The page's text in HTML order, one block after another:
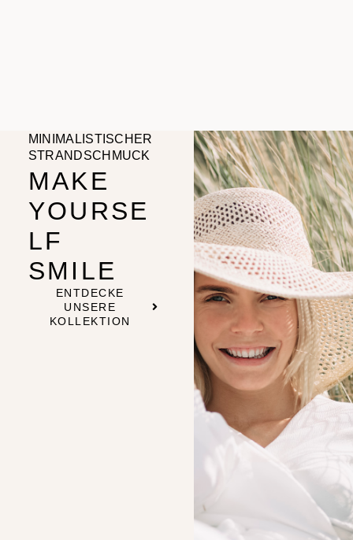
MINIMALISTISCHER
STRANDSCHMUCK
MAKE
YOURSE
LF
SMILE
ENTDECKE
UNSERE
KOLLEKTION